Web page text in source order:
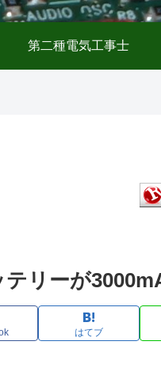
第二種電気工事士
リーが
はてブ